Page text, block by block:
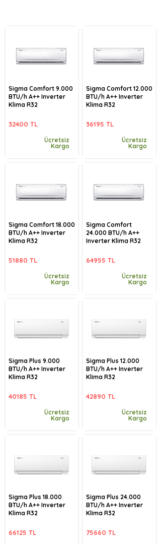
Sigma Comfort 9.000
BTU/h A++ Inverter
Klima R32
32400 TL
Ücretsiz
Kargo
Sigma Comfort 18.000
BTU/h A++ Inverter
Klima R32
51880 TL
Ücretsiz
Kargo
Sigma Plus 9.000
BTU/h A++ Inverter
Klima R32
40185 TL
Ücretsiz
Kargo
Sigma Plus 18.000
BTU/h A++ Inverter
Klima R32
66125 TL
Sigma Comfort 12.000
BTU/h A++ Inverter
Klima R32
36195 TL
Ücretsiz
Kargo
Sigma Comfort
24.000 BTU/h A++
Inverter Klima R32
64955 TL
Ücretsiz
Kargo
Sigma Plus 12.000
BTU/h A++ Inverter
Klima R32
42890 TL
Ücretsiz
Kargo
Sigma Plus 24.000
BTU/h A++ Inverter
Klima R32
75660 TL